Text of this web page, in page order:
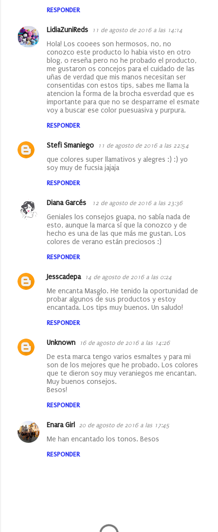
RESPONDER
LidiaZuniReds 11 de agosto de 2016 a las 14:14
Hola! Los cooees son hermosos, no, no
conozco este producto lo habia visto en otro
blog, o reseña pero no he probado el producto,
me gustaron os concejos para el cuidado de las
uñas de verdad que mis manos necesitan ser
consentidas con estos tips, sabes me llama la
atencion la forma de la brocha esverdad que es
importante para que no se desparrame el esmate
voy a buscar ese color puesuasiva y purpura.
RESPONDER
Stefi Smaniego 11 de agosto de 2016 a las 22:54
que colores super llamativos y alegres :) :) yo
soy muy de fucsia jajaja
RESPONDER
Diana Garcés 12 de agosto de 2016 a las 23:36
Geniales los consejos guapa, no sabía nada de
esto, aunque la marca sí que la conozco y de
hecho es una de las que más me gustan. Los
colores de verano están preciosos :)
RESPONDER
Jesscadepa 14 de agosto de 2016 a las 0:24
Me encanta Masglo. He tenido la oportunidad de
probar algunos de sus productos y estoy
encantada. Los tips muy buenos. Un saludo!
RESPONDER
Unknown 16 de agosto de 2016 a las 14:26
De esta marca tengo varios esmaltes y para mi
son de los mejores que he probado. Los colores
que te dieron soy muy veraniegos me encantan.
Muy buenos consejos.
Besos!
RESPONDER
Enara Girl 20 de agosto de 2016 a las 17:45
Me han encantado los tonos. Besos
RESPONDER